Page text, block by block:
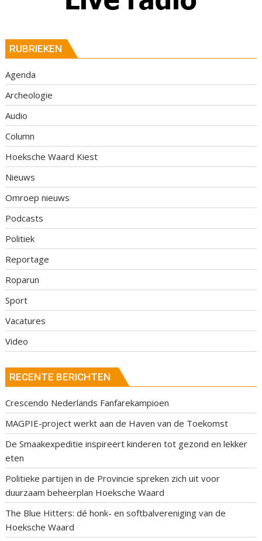
RUBRIEKEN
Agenda
Archeologie
Audio
Column
Hoeksche Waard Kiest
Nieuws
Omroep nieuws
Podcasts
Politiek
Reportage
Roparun
Sport
Vacatures
Video
RECENTE BERICHTEN
Crescendo Nederlands Fanfarekampioen
MAGPIE-project werkt aan de Haven van de Toekomst
De Smaakexpeditie inspireert kinderen tot gezond en lekker
eten
Politieke partijen in de Provincie spreken zich uit voor
duurzaam beheerplan Hoeksche Waard
The Blue Hitters: dé honk- en softbalvereniging van de
Hoeksche Waard